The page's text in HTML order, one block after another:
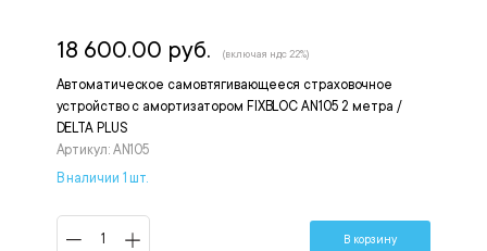
Автоматическое самовтягивающееся страховочное
устройство с амортизатором FIXBLOC AN105 2 метра /
DELTA PLUS
Артикул: AN105
18 600.00 руб. (включая ндс 22%)
В наличии 1 шт.
В корзину